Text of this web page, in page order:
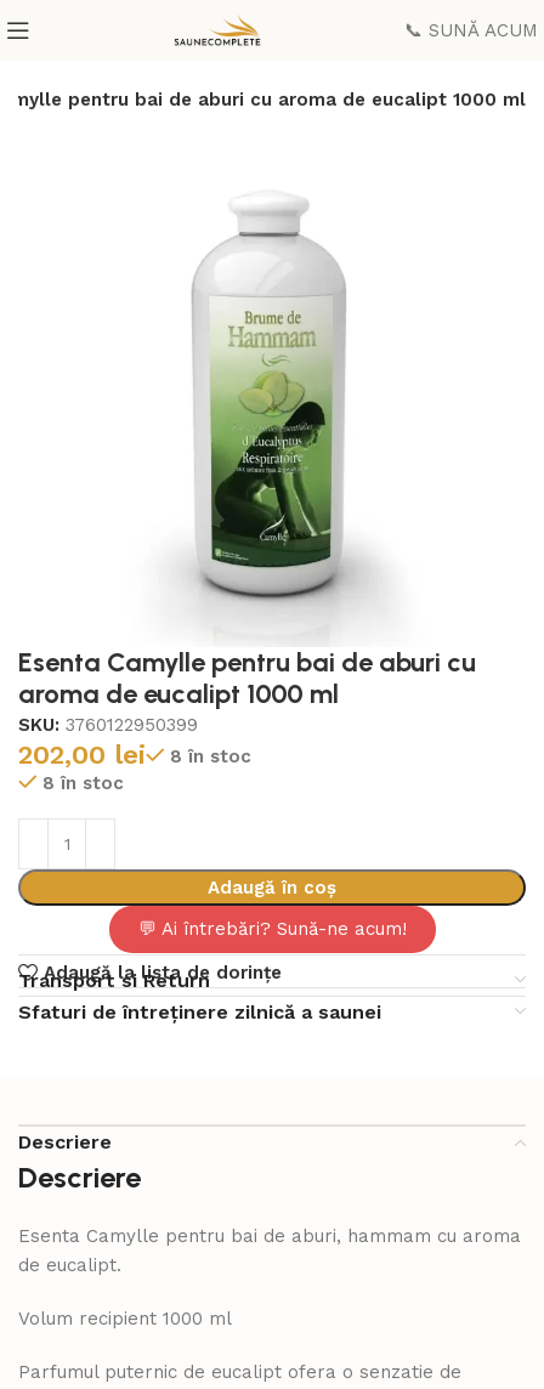
📞 SUNĂ ACUM
pentru bai de aburi cu aroma de eucalipt 1000 ml
Esenta Camylle pentru bai de aburi cu
aroma de eucalipt 1000 ml
SKU:3760122950399
202,00 lei
8 în stoc
8 în stoc
Adaugă în coș
💬 Ai întrebări? Sună-ne acum!
Adaugă la lista de dorințe
Transport si Return
Sfaturi de întreținere zilnică a saunei
Descriere
Descriere
Esenta Camylle pentru bai de aburi, hammam cu aroma
de eucalipt.
Volum recipient 1000 ml
Parfumul puternic de eucalipt ofera o senzatie de